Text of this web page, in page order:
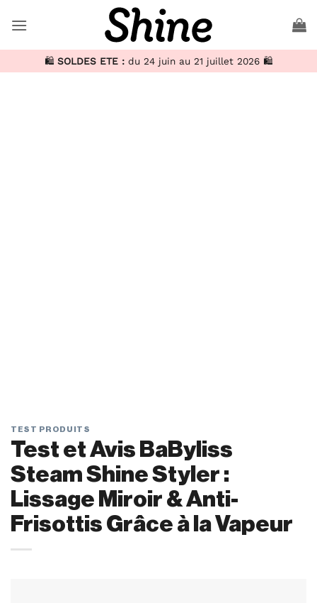
🛍️ SOLDES ETE : du 24 juin au 21 juillet 2026 🛍️
TEST PRODUITS
Test et Avis BaByliss
Steam Shine Styler :
Lissage Miroir & Anti-
Frisottis Grâce à la Vapeur